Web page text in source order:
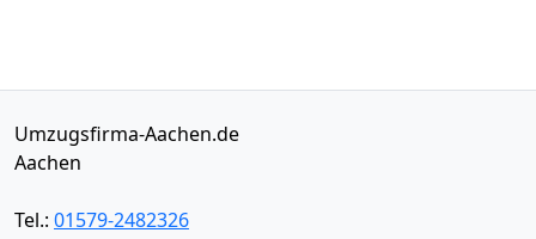
Umzugsfirma-Aachen.de
Aachen
Tel.: 01579-2482326